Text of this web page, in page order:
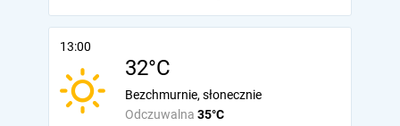
13:00
32°C
Odczuwalna 35°C
Bezchmurnie, słonecznie